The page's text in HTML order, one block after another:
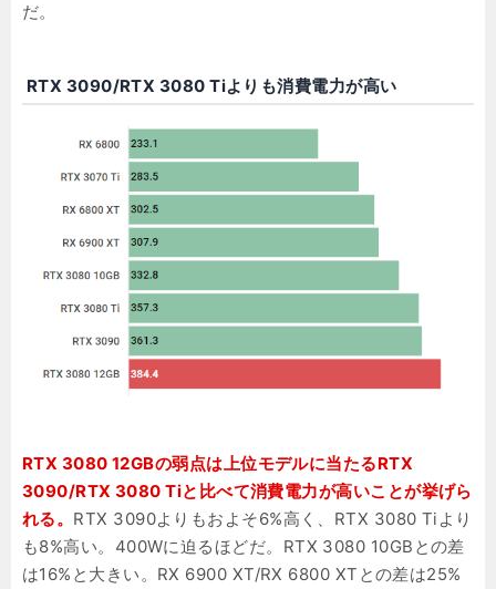
だ。
RTX 3090/RTX 3080 Tiよりも消費電力が高い
RTX 3080 12GBの弱点は上位モデルに当たるRTX
3090/RTX 3080 Tiと比べて消費電力が高いことが挙げら
れる。 RTX 3090よりもおよそ6%高く、RTX 3080 Tiより
も8%高い。400Wに迫るほどだ。RTX 3080 10GBとの差
は16%と大きい。RX 6900 XT/RX 6800 XTとの差は25%